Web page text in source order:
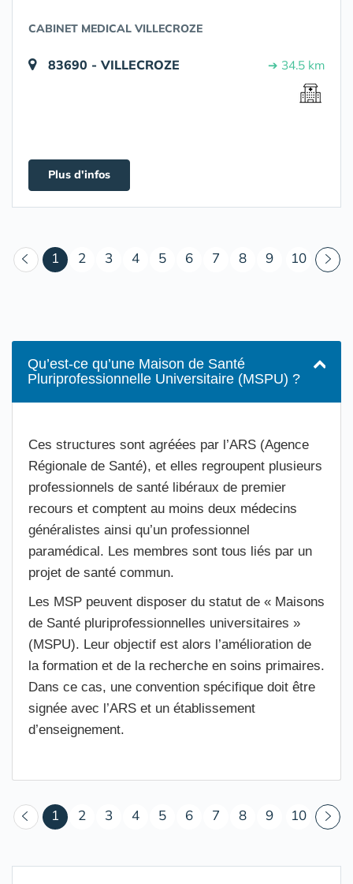
CABINET MEDICAL VILLECROZE
83690 - VILLECROZE ➔ 34.5 km
Plus d'infos
1 (courant)
2 3 4 5 6 7 8 9 10
Qu’est-ce qu’une Maison de Santé
Pluriprofessionnelle Universitaire (MSPU) ?
Ces structures sont agréées par l’ARS (Agence
Régionale de Santé), et elles regroupent plusieurs
professionnels de santé libéraux de premier
recours et comptent au moins deux médecins
généralistes ainsi qu’un professionnel
paramédical. Les membres sont tous liés par un
projet de santé commun.
Les MSP peuvent disposer du statut de « Maisons
de Santé pluriprofessionnelles universitaires »
(MSPU). Leur objectif est alors l’amélioration de
la formation et de la recherche en soins primaires.
Dans ce cas, une convention spécifique doit être
signée avec l’ARS et un établissement
d’enseignement.
1 (courant)
2 3 4 5 6 7 8 9 10